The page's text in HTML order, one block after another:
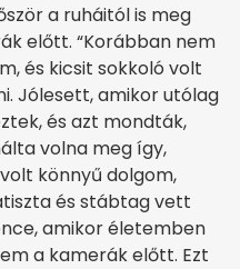
a ruháitól is meg
előtt. “Korábban nem
és kicsit sokkoló volt
Jólesett, amikor utólag
és azt mondták,
volna meg így,
könnyű dolgom,
és stábtag vett
amikor életemben
a kamerák előtt. Ezt